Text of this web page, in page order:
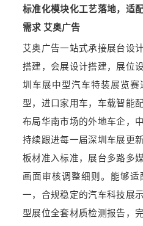
标准化模块化工艺落地，适
需求 艾奥广告
艾奥广告一站式承接展台设
搭建，会展设计搭建，展位
圳车展中型汽车特装展览
型，进口家用车，车载智能
布局华南市场的外地车企，
持续跟进每一届深圳车展更
板材准入标准，展台多路多
画面审核调整细则。能够
一，合规稳定的汽车科技展
型展位全套材质检测报告，